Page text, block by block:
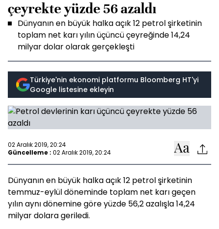
çeyrekte yüzde 56 azaldı
Dünyanın en büyük halka açık 12 petrol şirketinin
toplam net karı yılın üçüncü çeyreğinde 14,24
milyar dolar olarak gerçekleşti
Türkiye'nin ekonomi platformu Bloomberg HT'yi
Google listesine ekleyin
02 Aralık 2019, 20:24
Güncelleme : 02 Aralık 2019, 20:24
Dünyanın en büyük halka açık 12 petrol şirketinin
temmuz-eylül döneminde toplam net karı geçen
yılın aynı dönemine göre yüzde 56,2 azalışla 14,24
milyar dolara geriledi.